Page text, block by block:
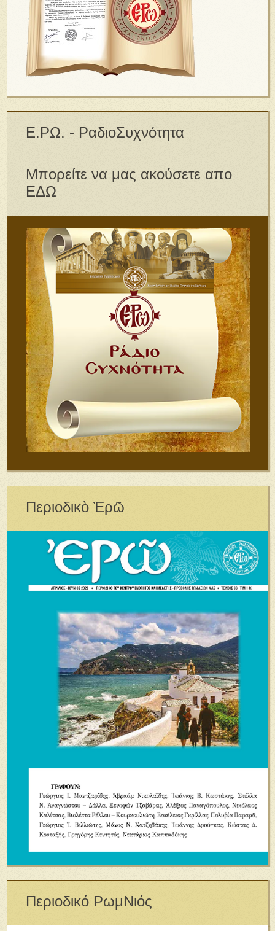
Ε.ΡΩ. - ΡαδιοΣυχνότητα
Μπορείτε να μας ακούσετε απο
ΕΔΩ
Περιοδικὸ Ἐρῶ
Περιοδικό ΡωμΝιός